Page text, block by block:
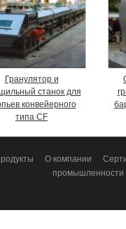
Гранулятор и
станок для
конвейерного
типа CF
О компании
промышленности